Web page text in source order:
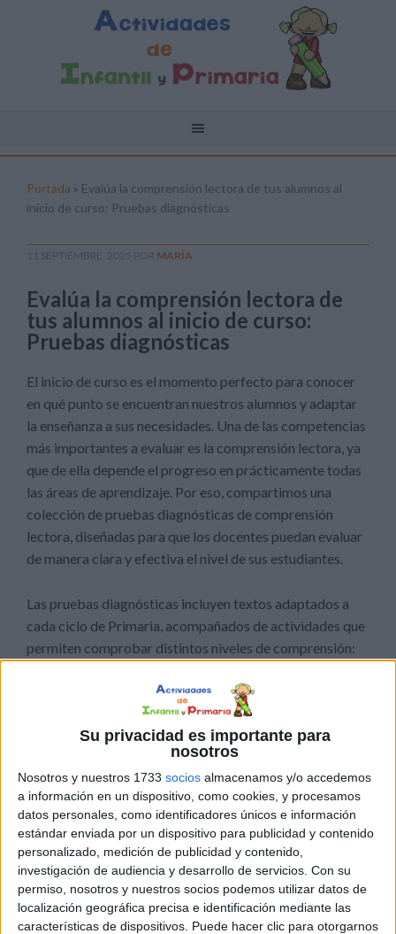
Su privacidad es importante para
nosotros
Nosotros y nuestros 1733 socios almacenamos y/o accedemos
a información en un dispositivo, como cookies, y procesamos
datos personales, como identificadores únicos e información
estándar enviada por un dispositivo para publicidad y contenido
personalizado, medición de publicidad y contenido,
investigación de audiencia y desarrollo de servicios. Con su
permiso, nosotros y nuestros socios podemos utilizar datos de
localización geográfica precisa e identificación mediante las
características de dispositivos. Puede hacer clic para otorgarnos
Portada » Evalúa la comprensión lectora de tus alumnos al
inicio de curso: Pruebas diagnósticas
11 SEPTIEMBRE, 2025 POR MARÍA
Evalúa la comprensión lectora de
tus alumnos al inicio de curso:
Pruebas diagnósticas
El inicio de curso es el momento perfecto para conocer
en qué punto se encuentran nuestros alumnos y adaptar
la enseñanza a sus necesidades. Una de las competencias
más importantes a evaluar es la comprensión lectora, ya
que de ella depende el progreso en prácticamente todas
las áreas de aprendizaje. Por eso, compartimos una
colección de pruebas diagnósticas de comprensión
lectora, diseñadas para que los docentes puedan evaluar
de manera clara y efectiva el nivel de sus estudiantes.
Las pruebas diagnósticas incluyen textos adaptados a
cada ciclo de Primaria, acompañados de actividades que
permiten comprobar distintos niveles de comprensión:
ejercicios de elección múltiple, completar información y
responder con sus propias palabras, los alumnos
demuestran qué tanto comprenden lo que leen y cómo
son capaces de interpretarlo.